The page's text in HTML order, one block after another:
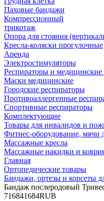
Паховые бандажи
Компрессионный
трикотаж
Опора для стояния
Кресла-коляски прогулочные
Аренда
Электростимуляторы
Респираторы и медицинские
Маски медицинские
Городские респираторы
Противоаллергенные
Спортивные респираторы
Комплектующие
Товары для инвалидов и
Фитнес-оборудование, мячи
Массажные кресла
Массажные накидки и
Главная
Ортопедические товары
Бандажи, ортезы и корсеты
Бандаж послеродовый
716841684RUB